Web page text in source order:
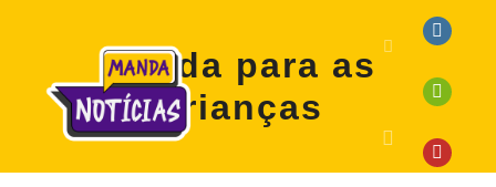
Moda para as
crianças